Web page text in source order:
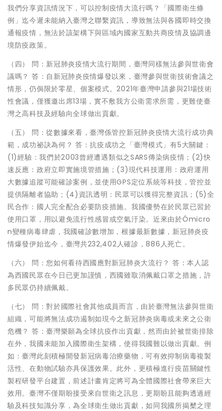
我們分享資訊情況下，可以控制疫情大流行嗎？「國際衛生條
例」迄今遲未能納入臺灣之聯繫資訊，導致無法與各國即時交換
通報疫情，無法於該架構下與區域內國家互動共商疫情及協調邊
境防疫政策。
（四） 問：新冠肺炎疫情大流行期間，臺灣同樣無法參與世衛會
議嗎？ 答：自新冠肺炎疫情爆發以來，臺灣參與世衛技術會議之
情形，仍侷限於零星、個案模式。2021年臺灣申請參與21場技術
性會議，僅獲邀出席13場，實不敷我方公衛需求所需，更難使臺
灣之高科技及經驗向全球做出貢獻。
（五） 問：從數據來看，臺灣係管控新冠肺炎疫情大流行成功典
範，成功祕訣為何？ 答：抗疫成功之「臺灣模式」有5大關鍵：
(1)經驗：我們於2003曾經遭遇類似之SARS傳染病疫情；(2)快
速反應：政府立即實施境管措施；(3)現代科技運用：政府運用
大數據追蹤可能確診案例，並使用GPS定位系統等科技，管控並
提供隔離者協助；(4)資訊透明：民眾可以獲得完整資訊；(5)全
民合作：國人完全配合必要防疫措施。我國優勢在於民眾已習於
使用口罩，用以避免流行性感冒或空氣汙染。近來由於Ómicro
n變種病毒肆虐，我國確診數增加，根據最新數據，新冠肺炎疫
情爆發伊始迄今，臺灣共232,402人確診，886人死亡。
（六） 問：您如何看待西國應對新冠肺炎大流行？ 答：本人認
為西國民眾在今日已更加謹慎，西國雖取消佩戴口罩之措施，許
多民眾仍持續佩戴。
（七） 問：對於國際社會其他成員而言，由於臺灣無法參與世衛
組織，可能將無法成功遏制如現今之新冠肺炎病毒或未來之公衛
危機？ 答：臺灣樂願為全球抗疫作出貢獻，然而由於被世衛排除
在外，我國未能加入國際衛生架構，使得我國難以做出貢獻。例
如：臺灣此刻積極開發新冠病毒治療藥物，可有效抑制病毒複製
活性、在動物試驗亦具保護效果。此外，更積極進行疫苗關鍵性
製程研發平台建置，前述計畫肯定將可為全體國際社會帶來巨大
效用。臺灣不僅期盼接受來自世衛之訊息，更期盼且能夠透過經
驗及科技知識分享，為全球衛生做出貢獻，如同我國所揭櫫之理